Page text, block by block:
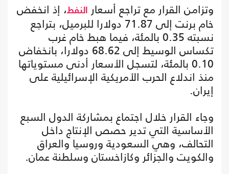
وتزامن القرار مع تراجع أسعار
النفط، إذ انخفض
خام برنت إلى 71.87 دولارا للبرميل، بتراجع
نسبته 0.35 بالمئة، فيما هبط خام غرب
تكساس الوسيط إلى 68.62 دولارا، بانخفاض
0.10 بالمئة، لتسجل الأسعار أدنى مستوياتها
منذ اندلاع الحرب الأمريكية الإسرائيلية على
إيران.
وجاء القرار خلال اجتماع بمشاركة الدول السبع
الأساسية التي تدير حصص الإنتاج داخل
التحالف، وهي السعودية وروسيا والعراق
والكويت والجزائر وكازاخستان وسلطنة عمان.